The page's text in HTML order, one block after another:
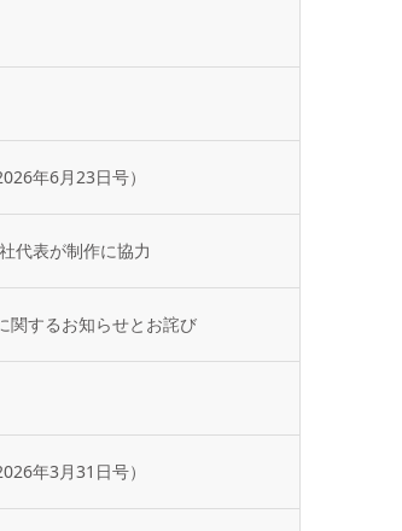
年6月23日号）
代表が制作に協力
関するお知らせとお詫び
年3月31日号）